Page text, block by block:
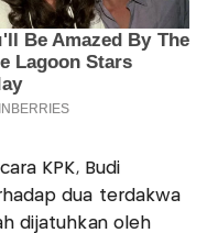
KPK, Budi
dua terdakwa
dijatuhkan oleh